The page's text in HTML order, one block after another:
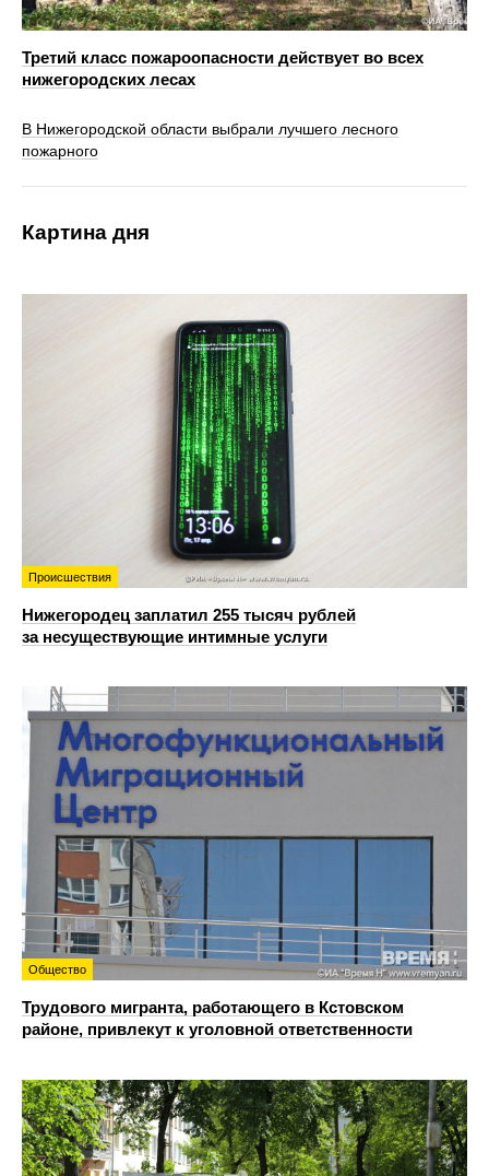
Третий класс пожароопасности действует во всех
нижегородских лесах
В Нижегородской области выбрали лучшего лесного
пожарного
Картина дня
Происшествия
Нижегородец заплатил 255 тысяч рублей
за несуществующие интимные услуги
Общество
Трудового мигранта, работающего в Кстовском
районе, привлекут к уголовной ответственности